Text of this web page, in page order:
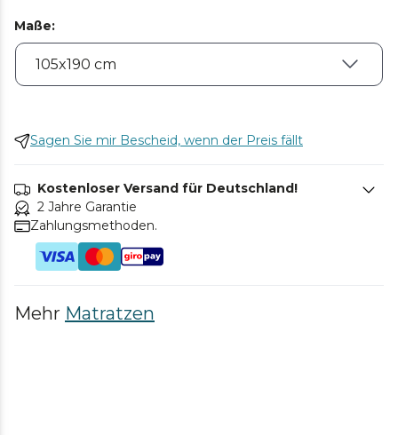
Maße:
Sagen Sie mir Bescheid, wenn der Preis fällt
Kostenloser Versand für Deutschland!
2 Jahre Garantie
Zahlungsmethoden.
Mehr Matratzen